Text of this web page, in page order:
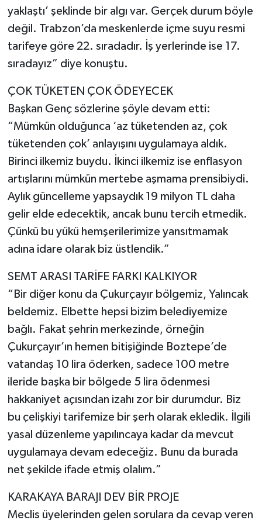
yaklaştı’ şeklinde bir algı var. Gerçek durum böyle
değil. Trabzon’da meskenlerde içme suyu resmi
tarifeye göre 22. sıradadır. İş yerlerinde ise 17.
sıradayız” diye konuştu.
ÇOK TÜKETEN ÇOK ÖDEYECEK
Başkan Genç sözlerine şöyle devam etti:
“Mümkün olduğunca ‘az tüketenden az, çok
tüketenden çok’ anlayışını uygulamaya aldık.
Birinci ilkemiz buydu. İkinci ilkemiz ise enflasyon
artışlarını mümkün mertebe aşmama prensibiydi.
Aylık güncelleme yapsaydık 19 milyon TL daha
gelir elde edecektik, ancak bunu tercih etmedik.
Çünkü bu yükü hemşerilerimize yansıtmamak
adına idare olarak biz üstlendik.”
SEMT ARASI TARİFE FARKI KALKIYOR
“Bir diğer konu da Çukurçayır bölgemiz, Yalıncak
beldemiz. Elbette hepsi bizim belediyemize
bağlı. Fakat şehrin merkezinde, örneğin
Çukurçayır’ın hemen bitişiğinde Boztepe’de
vatandaş 10 lira öderken, sadece 100 metre
ileride başka bir bölgede 5 lira ödenmesi
hakkaniyet açısından izahı zor bir durumdur. Biz
bu çelişkiyi tarifemize bir şerh olarak ekledik. İlgili
yasal düzenleme yapılıncaya kadar da mevcut
uygulamaya devam edeceğiz. Bunu da burada
net şekilde ifade etmiş olalım.”
KARAKAYA BARAJI DEV BİR PROJE
Meclis üyelerinden gelen sorulara da cevap veren